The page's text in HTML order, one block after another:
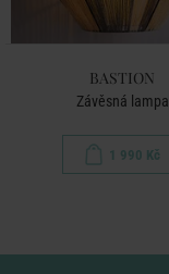
BASTION
Závěsná lampa
1 990 Kč